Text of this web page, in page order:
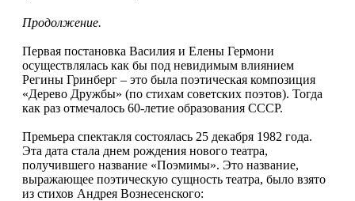
Продолжение.
Первая постановка Василия и Елены Гермони
осуществлялась как бы под невидимым влиянием
Регины Гринберг – это была поэтическая композиция
«Дерево Дружбы» (по стихам советских поэтов). Тогда
как раз отмечалось 60-летие образования СССР.
Премьера спектакля состоялась 25 декабря 1982 года.
Эта дата стала днем рождения нового театра,
получившего название «Поэмимы». Это название,
выражающее поэтическую сущность театра, было взято
из стихов Андрея Вознесенского: